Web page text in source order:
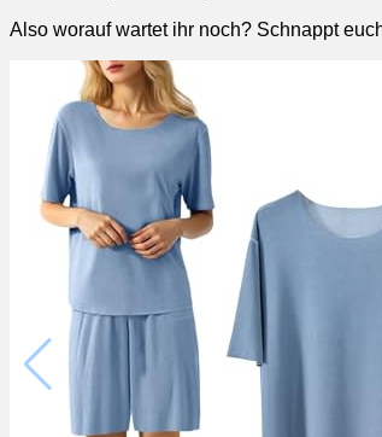
Also worauf wartet ihr noch? Schnappt